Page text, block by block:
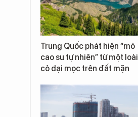
Trung Quốc phát hiện “mỏ
cao su tự nhiên” từ một loài
cỏ dại mọc trên đất mặn